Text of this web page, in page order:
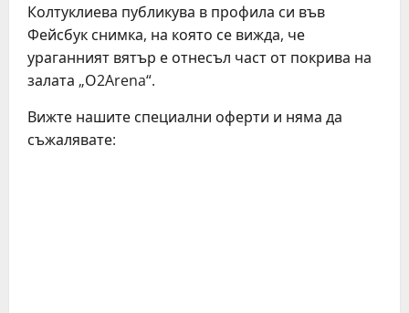
Колтуклиева публикува в профила си във
Фейсбук снимка, на която се вижда, че
ураганният вятър е отнесъл част от покрива на
залата „О2Arena“.
Вижте нашите специални оферти и няма да
съжалявате: